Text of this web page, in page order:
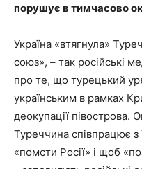
порушує в тимчасово
Україна «втягнула»
союз», – так російські
про те, що турецький
українським в рамках
деокупації півострова.
Туреччина співпрацює
«помсти Росії» і щоб